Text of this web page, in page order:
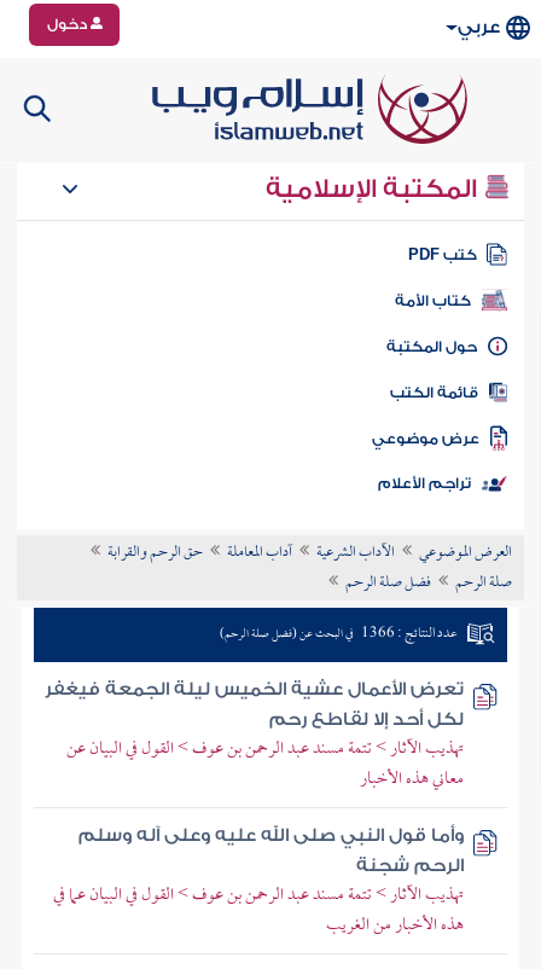
عربي دخول
المكتبة الإسلامية
كتب PDF
كتاب الأمة
المكتبة
الكتب
موضوعي
تراجم الأعلام
العرض الموضوعي الآداب الشرعية آداب المعاملة
حق الرحم والقرابة
صلة الرحم
فضل صلة الرحم
عدد النتائج : 1366 في البحث عن (فضل صلة الرحم)
تعرض الأعمال عشية الخميس ليلة الجمعة فيغفر
لكل أحد إلا لقاطع رحم
تهذيب الآثار > تتمة مسند عبد الرحمن بن عوف > القول في البيان عن
معاني هذه الأخبار
وأما قول النبي صلى الله عليه وعلى آله وسلم
الرحم شجنة
تهذيب الآثار > تتمة مسند عبد الرحمن بن عوف > القول في البيان عما في
هذه الأخبار من الغريب